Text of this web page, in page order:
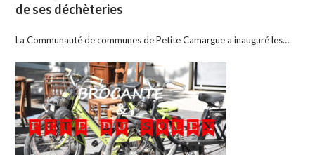
de ses déchèteries
La Communauté de communes de Petite Camargue a inauguré les…